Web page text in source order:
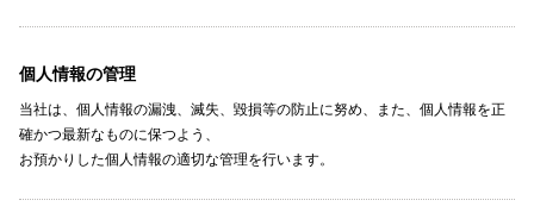
個人情報の管理
当社は、個人情報の漏洩、滅失、毀損等の防止に努め、また、個人情報を正
確かつ最新なものに保つよう、
お預かりした個人情報の適切な管理を行います。